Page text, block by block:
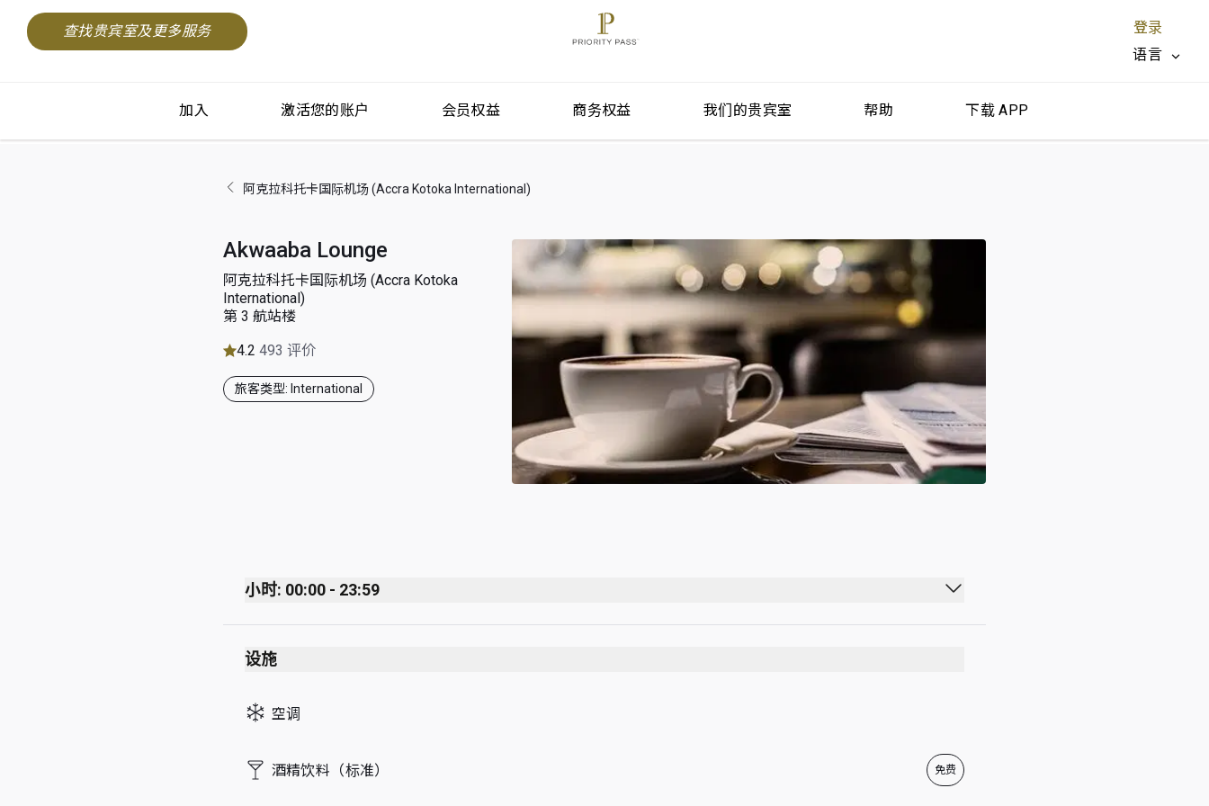
查找贵宾室及更多服务
登录
语言
加入 激活您的账户 会员权益 商务权益 我们的贵宾室 帮助 下载 APP
阿克拉科托卡国际机场 (Accra Kotoka International)
Akwaaba Lounge
阿克拉科托卡国际机场 (Accra Kotoka
International)
第 3 航站楼
4.2 493 评价
旅客类型: International
小时: 00:00 - 23:59
Monday 00:00 - 23:59
Tuesday
Thursday
Friday 00:00 - 23:59
设施
空调
酒精饮料（标准） 免费